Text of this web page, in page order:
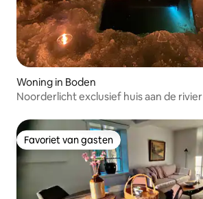
Woning in Boden
Noorderlicht exclusief huis aan de rivier
Favoriet van gasten
Favoriet van gasten